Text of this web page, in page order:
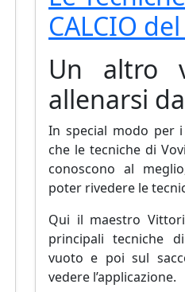
CALCIO
Un altro
allenarsi
In special modo per
che le tecniche di
conoscono al
poter rivedere le
Qui il maestro
principali tecniche
vuoto e poi sul
vedere l’applicazione.